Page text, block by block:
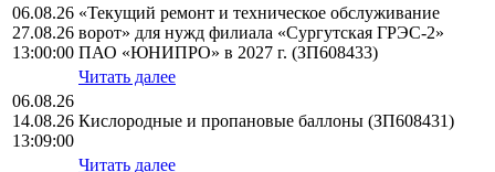
06.08.26
27.08.26
13:00:00
«Текущий ремонт и техническое обслуживание
ворот» для нужд филиала «Сургутская ГРЭС-2»
ПАО «ЮНИПРО» в 2027 г. (ЗП608433)
Читать далее
06.08.26
14.08.26
13:09:00
Кислородные и пропановые баллоны (ЗП608431)
Читать далее